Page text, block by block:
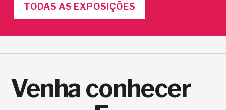
TODAS AS EXPOSIÇÕES
Venha conhecer